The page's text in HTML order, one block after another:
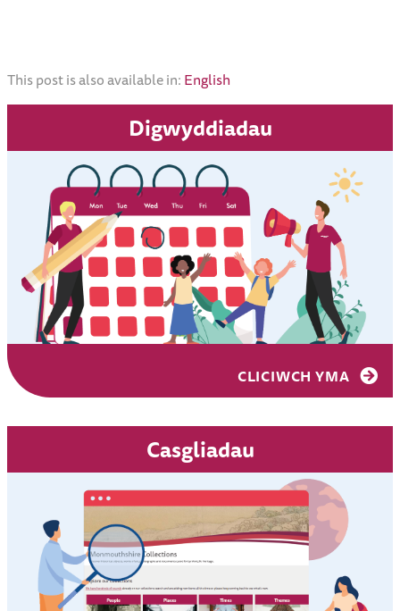
This post is also available in:English
Digwyddiadau
CLICIWCH YMA
Casgliadau